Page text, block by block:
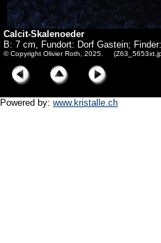
Calcit-Skalenoeder
B: 7 cm, Fundort: Dorf Gastein;
© Copyright Olivier Roth, 2025.
Powered by: www.kristalle.ch